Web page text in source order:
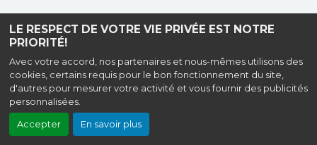
LE RESPECT DE VOTRE VIE PRIVÉE EST NOTRE
PRIORITÉ!
Avec votre accord, nos partenaires et nous-mêmes utilisons des
cookies, certains requis pour le bon fonctionnement du site,
d'autres pour mesurer votre activité et vous fournir des publicités
personnalisées.
Accepter En savoir plus